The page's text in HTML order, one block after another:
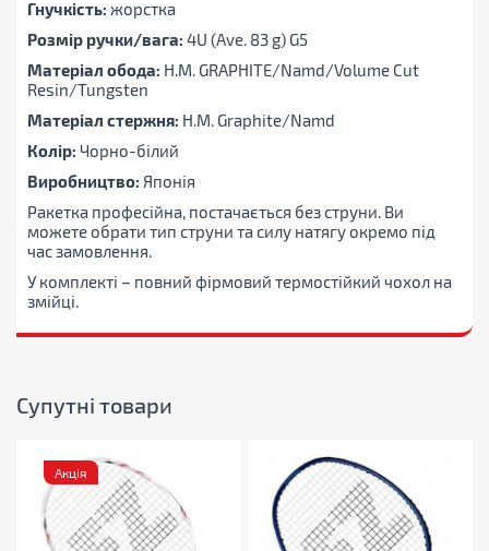
Гнучкість: жорстка
Розмір ручки/вага: 4U (Ave. 83 g) G5
Матеріал обода: H.M. GRAPHITE/Namd/Volume Cut
Resin/Tungsten
Матеріал стержня: H.M. Graphite/Namd
Колір: Чорно-білий
Виробництво: Японія
Ракетка професійна, постачається без струни. Ви
можете обрати тип струни та силу натягу окремо під
час замовлення.
У комплекті – повний фірмовий термостійкий чохол на
змійці.
Супутні товари
Акція